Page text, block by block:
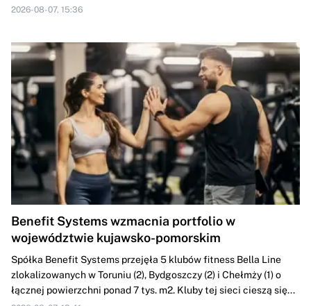
2026-08-07, 15:36
Benefit Systems wzmacnia portfolio w
województwie kujawsko-pomorskim
Spółka Benefit Systems przejęła 5 klubów fitness Bella Line
zlokalizowanych w Toruniu (2), Bydgoszczy (2) i Chełmży (1) o
łącznej powierzchni ponad 7 tys. m2. Kluby tej sieci cieszą się...